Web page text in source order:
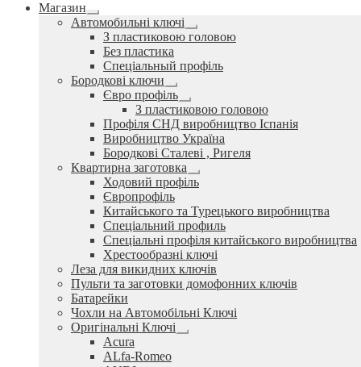
Магазин
Розгорнуте
вкладене
меню
Автомобильні ключі
Розгорнуте
вкладене
З пластиковою головою
Без пластика
Спеціальный профіль
Бородкові ключи
Розгорнуте
вкладене
меню
Євро профіль
Розгорнуте
вкладене
меню
З пластиковою головою
Профіля СНД виробництво Іспанія
Виробництво Україна
Бородкові Сталеві , Ригеля
Квартирна заготовка
Розгорнуте
вкладене
Ходовий профіль
Європрофіль
Китайського та Турецького виробництва
Спеціальний профиль
Спеціальні профіля китайського виробництва
Хрестообразні ключі
Леза для викидних ключів
Пульти та заготовки домофонних ключів
Батарейки
Чохли на Автомобільні Ключі
Оригінальні Ключі
Розгорнуте
Acura
ALfa-Romeo